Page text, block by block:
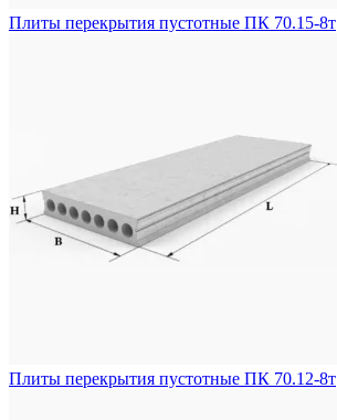
Плиты перекрытия пустотные ПК 70.15-8т
Плиты перекрытия пустотные ПК 70.12-8т